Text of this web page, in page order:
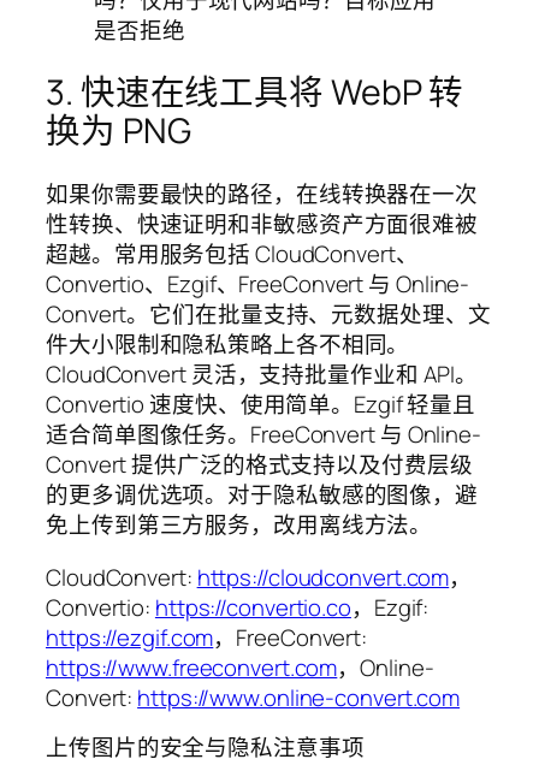
3. 快速在线工具将 WebP 转
换为 PNG
如果你需要最快的路径，在线转换器在一次
性转换、快速证明和非敏感资产方面很难被
超越。常用服务包括 CloudConvert、
Convertio、Ezgif、FreeConvert 与 Online-
Convert。它们在批量支持、元数据处理、文
件大小限制和隐私策略上各不相同。
CloudConvert 灵活，支持批量作业和 API。
Convertio 速度快、使用简单。Ezgif 轻量且
适合简单图像任务。FreeConvert 与 Online-
Convert 提供广泛的格式支持以及付费层级
的更多调优选项。对于隐私敏感的图像，避
免上传到第三方服务，改用离线方法。
CloudConvert: https://cloudconvert.com，
Convertio: https://convertio.co，Ezgif:
https://ezgif.com，FreeConvert:
https://www.freeconvert.com，Online-
Convert: https://www.online-convert.com
上传图片的安全与隐私注意事项